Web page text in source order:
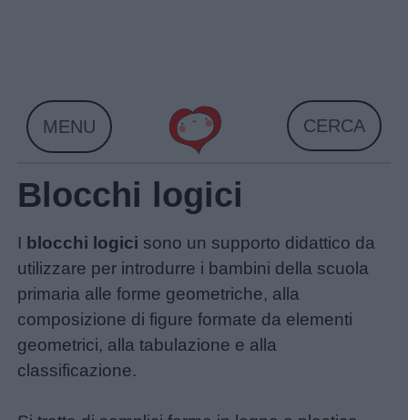
MENU CERCA
Blocchi logici
I blocchi logici sono un supporto didattico da
utilizzare per introdurre i bambini della scuola
primaria alle forme geometriche, alla
composizione di figure formate da elementi
geometrici, alla tabulazione e alla
classificazione.